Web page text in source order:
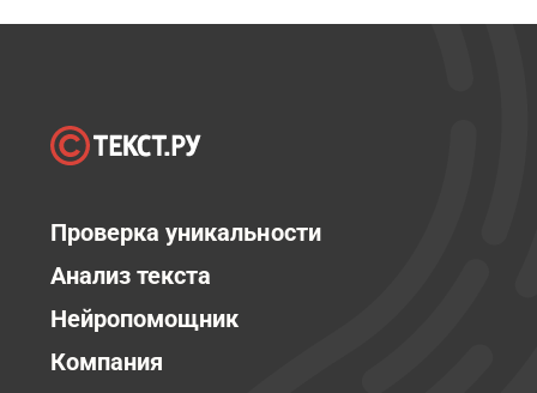
Проверка уникальности
Анализ текста
Нейропомощник
Компания